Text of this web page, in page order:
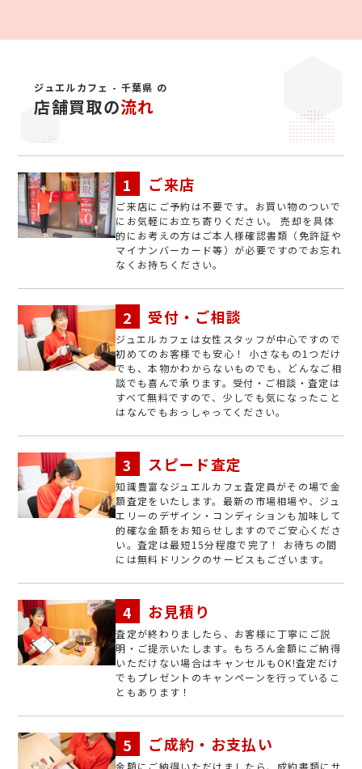
ジュエルカフェ - 千葉県 の
店舗買取の流れ
ご来店
ご来店にご予約は不要です。お買い物のついで
にお気軽にお立ち寄りください。 売却を具体
的にお考えの方はご本人様確認書類（免許証や
マイナンバーカード等）が必要ですのでお忘れ
なくお持ちください。
受付・ご相談
ジュエルカフェは女性スタッフが中心ですので
初めてのお客様でも安心！ 小さなもの1つだけ
でも、本物かわからないものでも、どんなご相
談でも喜んで承ります。受付・ご相談・査定は
すべて無料ですので、少しでも気になったこと
はなんでもおっしゃってください。
スピード査定
知識豊富なジュエルカフェ査定員がその場で金
額査定をいたします。最新の市場相場や、ジュ
エリーのデザイン・コンディションも加味して
的確な金額をお知らせしますのでご安心くださ
い。査定は最短15分程度で完了！ お待ちの間
には無料ドリンクのサービスもございます。
お見積り
査定が終わりましたら、お客様に丁寧にご説
明・ご提示いたします。もちろん金額にご納得
いただけない場合はキャンセルもOK!査定だけ
でもプレゼントのキャンペーンを行っているこ
ともあります！
ご成約・お支払い